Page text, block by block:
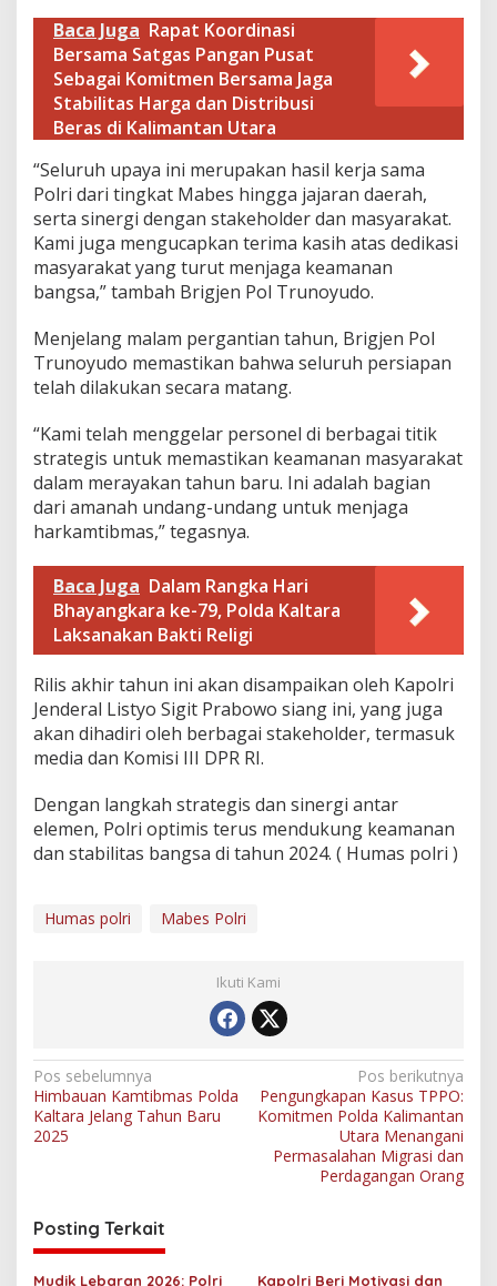
Baca Juga Rapat Koordinasi
Bersama Satgas Pangan Pusat
Sebagai Komitmen Bersama Jaga
Stabilitas Harga dan Distribusi
Beras di Kalimantan Utara
“Seluruh upaya ini merupakan hasil kerja sama
Polri dari tingkat Mabes hingga jajaran daerah,
serta sinergi dengan stakeholder dan masyarakat.
Kami juga mengucapkan terima kasih atas dedikasi
masyarakat yang turut menjaga keamanan
bangsa,” tambah Brigjen Pol Trunoyudo.
Menjelang malam pergantian tahun, Brigjen Pol
Trunoyudo memastikan bahwa seluruh persiapan
telah dilakukan secara matang.
“Kami telah menggelar personel di berbagai titik
strategis untuk memastikan keamanan masyarakat
dalam merayakan tahun baru. Ini adalah bagian
dari amanah undang-undang untuk menjaga
harkamtibmas,” tegasnya.
Baca Juga Dalam Rangka Hari
Bhayangkara ke-79, Polda Kaltara
Laksanakan Bakti Religi
Rilis akhir tahun ini akan disampaikan oleh Kapolri
Jenderal Listyo Sigit Prabowo siang ini, yang juga
akan dihadiri oleh berbagai stakeholder, termasuk
media dan Komisi III DPR RI.
Dengan langkah strategis dan sinergi antar
elemen, Polri optimis terus mendukung keamanan
dan stabilitas bangsa di tahun 2024. ( Humas polri )
Humas polri Mabes Polri
Ikuti Kami
N
a
v
a
s
Pos sebelumnya
Himbauan Kamtibmas Polda
Kaltara Jelang Tahun Baru
2025
Pos berikutnya
Pengungkapan Kasus TPPO:
Komitmen Polda Kalimantan
Utara Menangani
Permasalahan Migrasi dan
Perdagangan Orang
Posting Terkait
Mudik Lebaran 2026: Polri Kapolri Beri Motivasi dan